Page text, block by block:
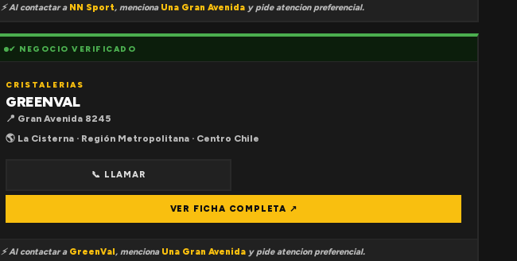
⚡ Al contactar a NN Sport, menciona Una Gran Avenida y pide atencion preferencial.
✔ NEGOCIO VERIFICADO
CRISTALERIAS
GREENVAL
📍 Gran Avenida 8245
🌎 La Cisterna · Región Metropolitana · Centro Chile
📞 LLAMAR
VER FICHA COMPLETA ↗
⚡ Al contactar a GreenVal, menciona Una Gran Avenida y pide atencion preferencial.